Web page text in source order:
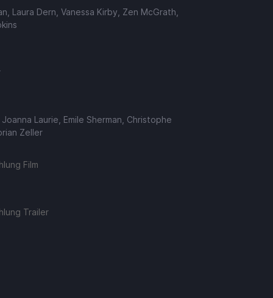
Laura Dern, Vanessa Kirby, Zen McGrath,
Joanna Laurie, Emile Sherman, Christophe
Zeller
Film
Trailer